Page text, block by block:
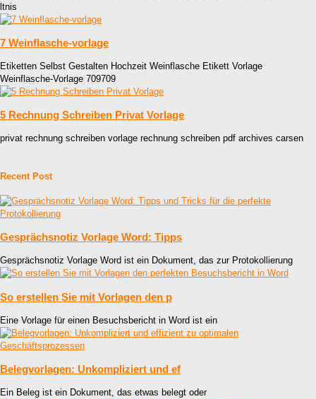
ltnis
7 Weinflasche-vorlage
Etiketten Selbst Gestalten Hochzeit Weinflasche Etikett Vorlage
Weinflasche-Vorlage 709709
5 Rechnung Schreiben Privat Vorlage
privat rechnung schreiben vorlage rechnung schreiben pdf archives carsen
Recent Post
Gesprächsnotiz Vorlage Word: Tipps
Gesprächsnotiz Vorlage Word ist ein Dokument, das zur Protokollierung
So erstellen Sie mit Vorlagen den p
Eine Vorlage für einen Besuchsbericht in Word ist ein
Belegvorlagen: Unkompliziert und ef
Ein Beleg ist ein Dokument, das etwas belegt oder